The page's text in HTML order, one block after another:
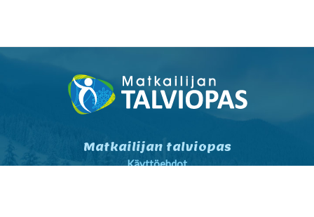
Matkailijan talviopas
Käyttöehdot